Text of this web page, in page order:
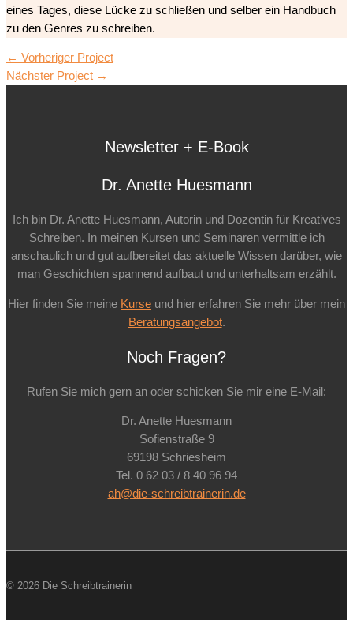
eines Tages, diese Lücke zu schließen und selber ein Handbuch
zu den Genres zu schreiben.
← Vorheriger Project
Nächster Project →
Newsletter + E-Book
Dr. Anette Huesmann
Ich bin Dr. Anette Huesmann, Autorin und Dozentin für Kreatives
Schreiben. In meinen Kursen und Seminaren vermittle ich
anschaulich und gut aufbereitet das aktuelle Wissen darüber, wie
man Geschichten spannend aufbaut und unterhaltsam erzählt.
Hier finden Sie meine Kurse und hier erfahren Sie mehr über mein
Beratungsangebot.
Noch Fragen?
Rufen Sie mich gern an oder schicken Sie mir eine E-Mail:
Dr. Anette Huesmann
Sofienstraße 9
69198 Schriesheim
Tel. 0 62 03 / 8 40 96 94
ah@die-schreibtrainerin.de
© 2026 Die Schreibtrainerin